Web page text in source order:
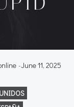
-June 11, 2025